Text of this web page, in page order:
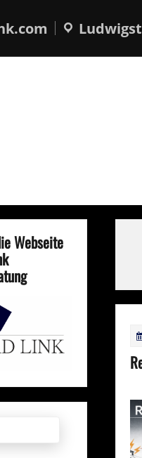
Webseite